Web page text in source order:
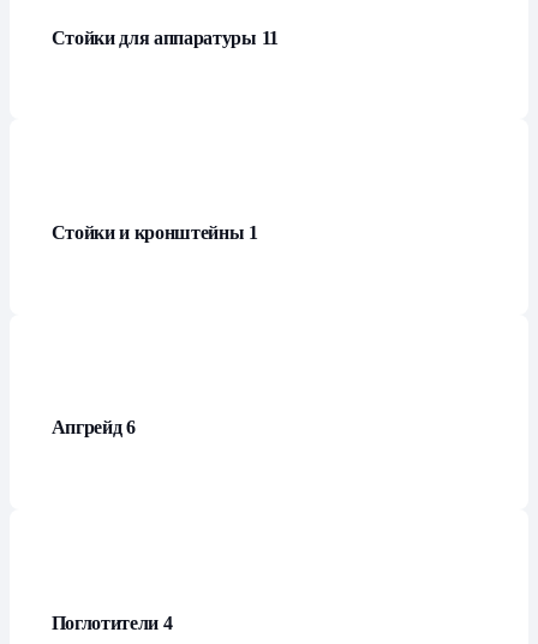
Стойки для аппаратуры 11
Стойки и кронштейны 1
Апгрейд6
Поглотители 4